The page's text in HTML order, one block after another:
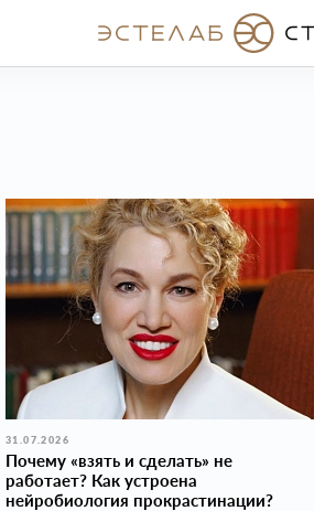
31.07.2026
Почему «взять и сделать» не
работает? Как устроена
нейробиология прокраcтинации?